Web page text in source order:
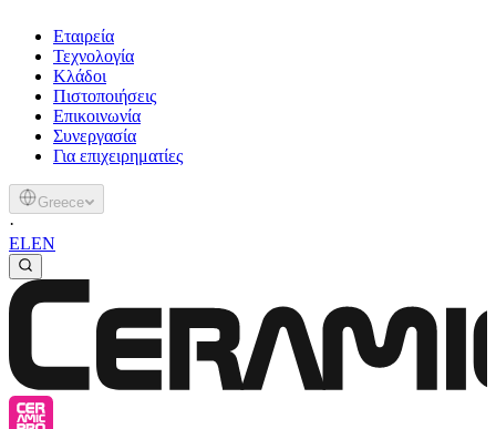
Εταιρεία
Τεχνολογία
Κλάδοι
Πιστοποιήσεις
Επικοινωνία
Συνεργασία
Για επιχειρηματίες
Greece
·
ELEN